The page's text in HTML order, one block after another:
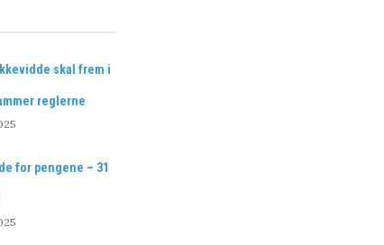
skal frem i
reglerne
for pengene – 31